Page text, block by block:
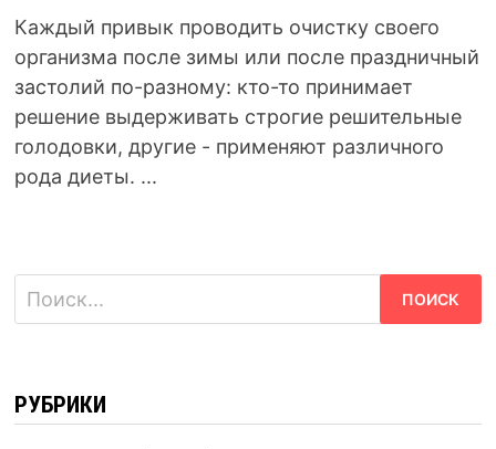
Каждый привык проводить очистку своего
организма после зимы или после праздничный
застолий по-разному: кто-то принимает
решение выдерживать строгие решительные
голодовки, другие - применяют различного
рода диеты. ...
Найти:
РУБРИКИ